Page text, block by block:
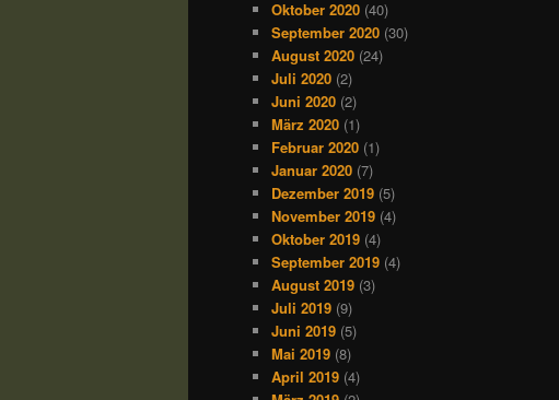
Oktober 2020 (40)
September 2020 (30)
August 2020 (24)
Juli 2020 (2)
Juni 2020 (2)
März 2020 (1)
Februar 2020 (1)
Januar 2020 (7)
Dezember 2019 (5)
November 2019 (4)
Oktober 2019 (4)
September 2019 (4)
August 2019 (3)
Juli 2019 (9)
Juni 2019 (5)
Mai 2019 (8)
April 2019 (4)